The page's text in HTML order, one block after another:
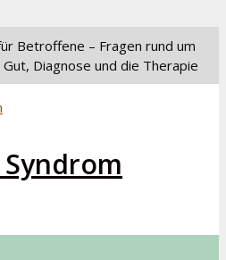
Betroffene – Fragen rund um
Diagnose und die Therapie